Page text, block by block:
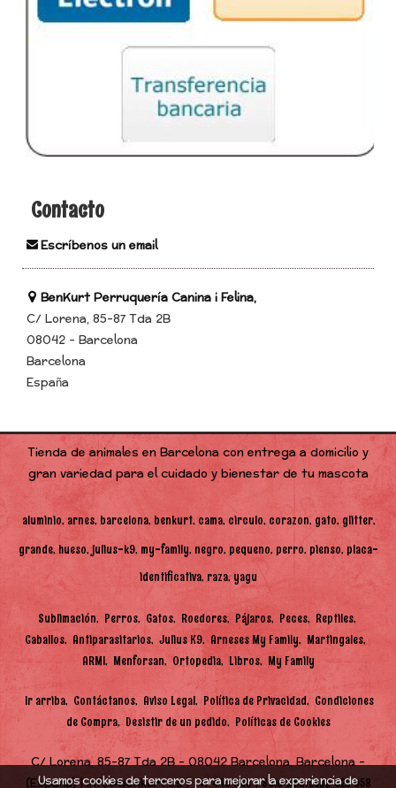
Contacto
Escríbenos un email
BenKurt Perruquería Canina i Felina,
C/ Lorena, 85-87 Tda 2B
08042 - Barcelona
Barcelona
España
Tienda de animales en Barcelona con entrega a domicilio y
gran variedad para el cuidado y bienestar de tu mascota
aluminio arnes barcelona benkurt cama circulo corazon gato glitter
grande hueso julius-k9 my-family negro pequeno perro pienso placa-
identificativa raza yagu
Sublimación Perros Gatos Roedores Pájaros Peces
Reptiles
Caballos Antiparasitarios Julius K9 Arneses My Family
Martingales
ARMI
Menforsan Ortopedia Libros My Family
Ir arriba Contáctanos Aviso Legal Política de Privacidad Condiciones
de Compra Desistir de un pedido Políticas de Cookies
C/ Lorena, 85-87 Tda 2B - 08042 Barcelona, Barcelona -
(España) | info@benkurt.es |747 448 968|Solo Whatsapp 625 058
Usamos cookies de terceros para mejorar la experiencia de